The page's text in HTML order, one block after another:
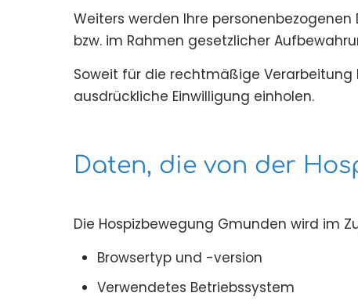
Weiters werden Ihre
bzw. im Rahmen gesetzlicher
Soweit für die rechtmäßige Verarbeitung
ausdrückliche Einwilligung einholen.
Daten, die von der
Die Hospizbewegung Gmunden wird im
Browsertyp und -version
Verwendetes Betriebssystem